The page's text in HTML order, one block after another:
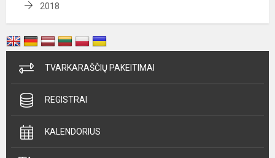
2018
TVARKARAŠČIŲ PAKEITIMAI
REGISTRAI
KALENDORIUS